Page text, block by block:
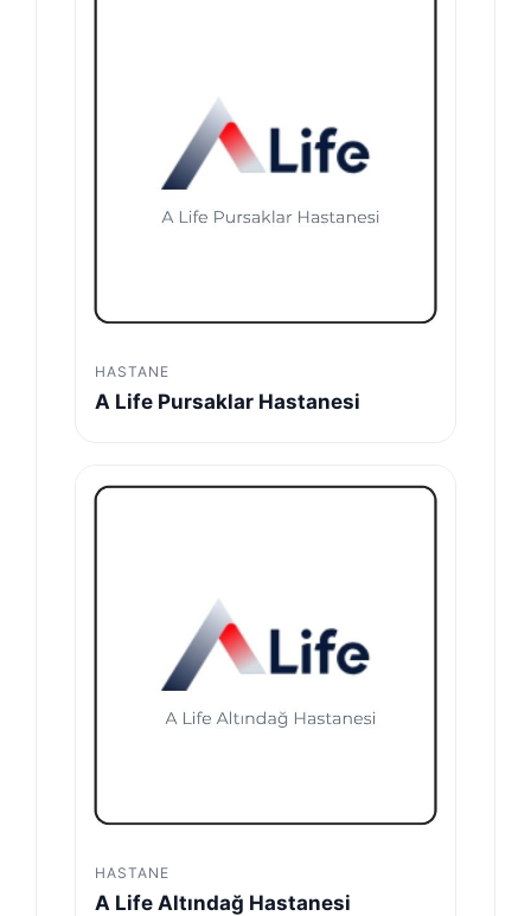
HASTANE
A Life Pursaklar Hastanesi
HASTANE
A Life Altındağ Hastanesi